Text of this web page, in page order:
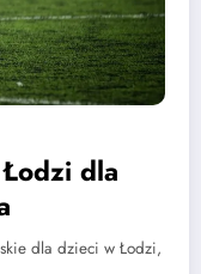
dla
dla dzieci w Łodzi,